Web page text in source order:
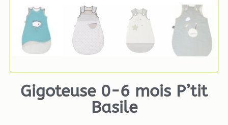
Gigoteuse 0-6 mois P’tit
Basile